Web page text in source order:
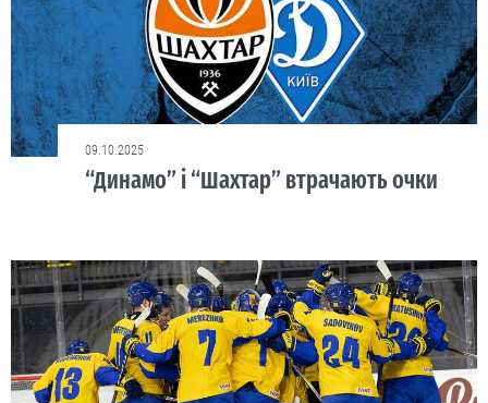
09.10.2025
“Динамо” і “Шахтар” втрачають очки